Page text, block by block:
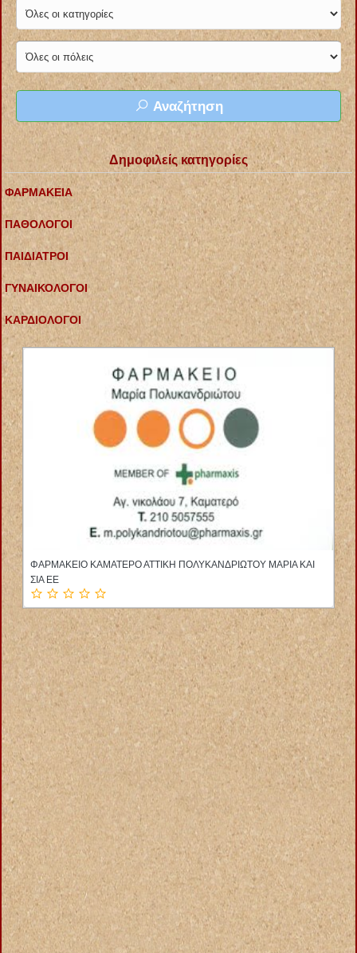
Αναζήτηση
Δημοφιλείς κατηγορίες
ΦΑΡΜΑΚΕΙΑ
ΠΑΘΟΛΟΓΟΙ
ΠΑΙΔΙΑΤΡΟΙ
ΓΥΝΑΙΚΟΛΟΓΟΙ
ΚΑΡΔΙΟΛΟΓΟΙ
ΕΙΔΙΚΗ ΠΑΘΟΛΟΓΟΣ ΠΑΘΟΛΟΓΙΚΟ ΙΑΤΡΕΙΟ ΠΑΓΚΡΑΤΙ ΑΤΤΙΚΗ
ΔΑΛΑΚΛΙΔΟΥ ΒΑΣΙΛΙΚΗ